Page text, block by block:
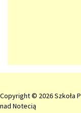
Copyright © 2026 Szkoła
nad Notecią